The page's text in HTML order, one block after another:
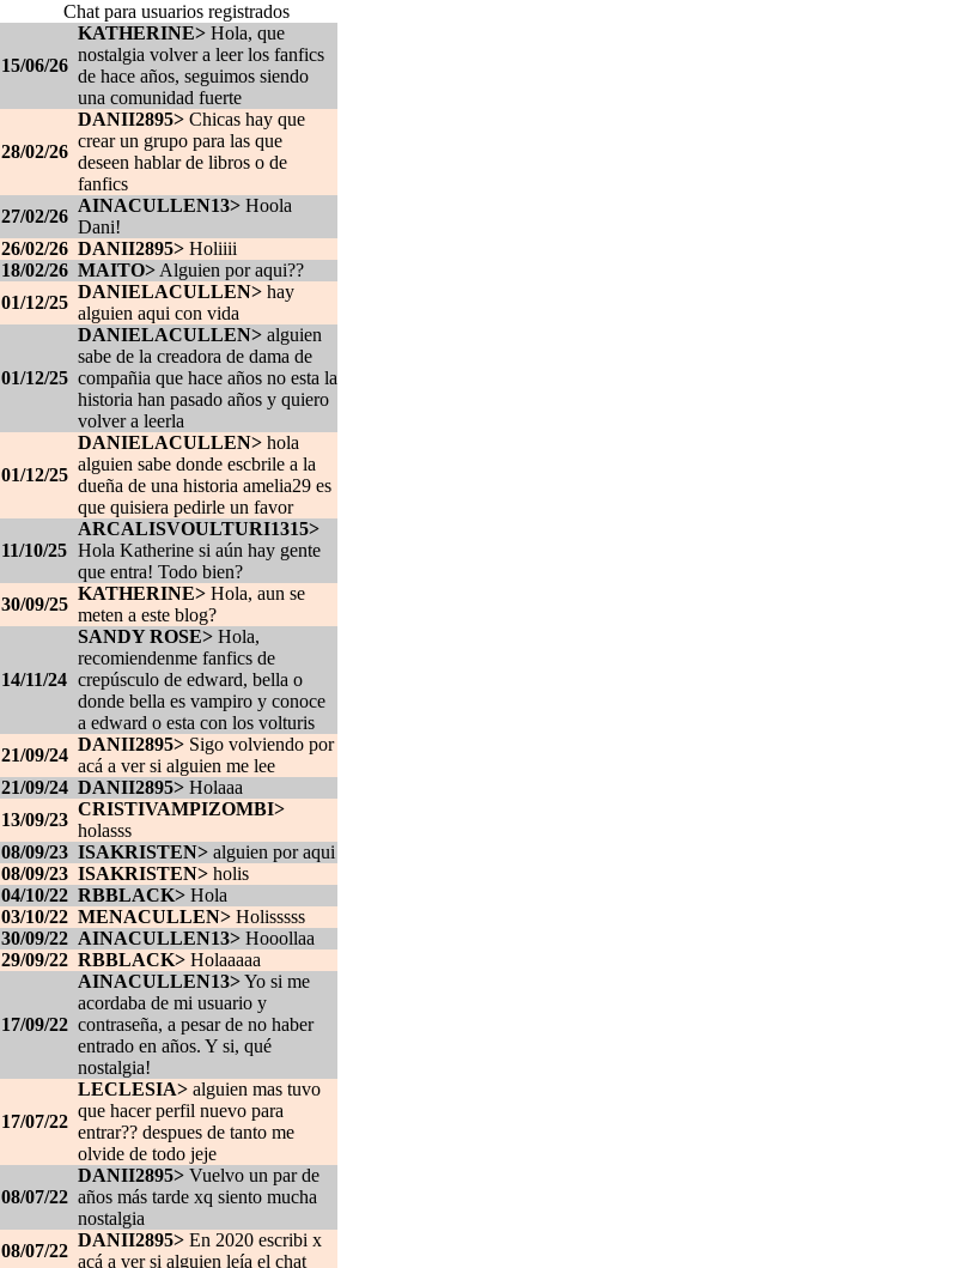
Chat para usuarios registrados
15/06/26
KATHERINE> Hola, que
nostalgia volver a leer los fanfics
de hace años, seguimos siendo
una comunidad fuerte
28/02/26
DANII2895> Chicas hay que
crear un grupo para las que
deseen hablar de libros o de
fanfics
27/02/26
AINACULLEN13> Hoola
Dani!
26/02/26 DANII2895> Holiiii
18/02/26 MAITO> Alguien por aqui??
01/12/25
DANIELACULLEN> hay
alguien aqui con vida
01/12/25
DANIELACULLEN> alguien
sabe de la creadora de dama de
compañia que hace años no esta la
historia han pasado años y quiero
volver a leerla
01/12/25
DANIELACULLEN> hola
alguien sabe donde escbrile a la
dueña de una historia amelia29 es
que quisiera pedirle un favor
11/10/25
ARCALISVOULTURI1315>
Hola Katherine si aún hay gente
que entra! Todo bien?
30/09/25
KATHERINE> Hola, aun se
meten a este blog?
14/11/24
SANDY ROSE> Hola,
recomiendenme fanfics de
crepúsculo de edward, bella o
donde bella es vampiro y conoce
a edward o esta con los volturis
21/09/24
DANII2895> Sigo volviendo por
acá a ver si alguien me lee
21/09/24 DANII2895> Holaaa
13/09/23
CRISTIVAMPIZOMBI>
holasss
08/09/23 ISAKRISTEN> alguien por aqui
08/09/23 ISAKRISTEN> holis
04/10/22 RBBLACK> Hola
03/10/22 MENACULLEN> Holisssss
30/09/22 AINACULLEN13> Hooollaa
29/09/22 RBBLACK> Holaaaaa
17/09/22
AINACULLEN13>Yo si me
acordaba de mi usuario y
contraseña, a pesar de no haber
entrado en años. Y si, qué
nostalgia!
17/07/22
LECLESIA> alguien mas tuvo
que hacer perfil nuevo para
entrar?? despues de tanto me
olvide de todo jeje
08/07/22
DANII2895> Vuelvo un par de
años más tarde xq siento mucha
nostalgia
08/07/22
DANII2895> En 2020 escribi x
acá a ver si alguien leía el chat